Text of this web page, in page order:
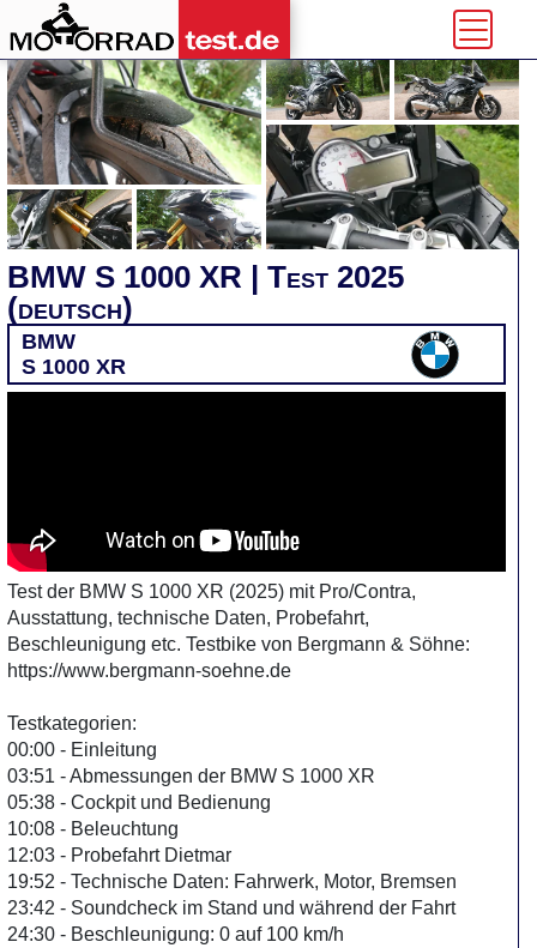
BMW S 1000 XR | Test 2025
(deutsch)
BMW
S 1000 XR
Test der BMW S 1000 XR (2025) mit Pro/Contra,
Ausstattung, technische Daten, Probefahrt,
Beschleunigung etc. Testbike von Bergmann & Söhne:
https://www.bergmann-soehne.de
Testkategorien:
00:00 - Einleitung
03:51 - Abmessungen der BMW S 1000 XR
05:38 - Cockpit und Bedienung
10:08 - Beleuchtung
12:03 - Probefahrt Dietmar
19:52 - Technische Daten: Fahrwerk, Motor, Bremsen
23:42 - Soundcheck im Stand und während der Fahrt
24:30 - Beschleunigung: 0 auf 100 km/h